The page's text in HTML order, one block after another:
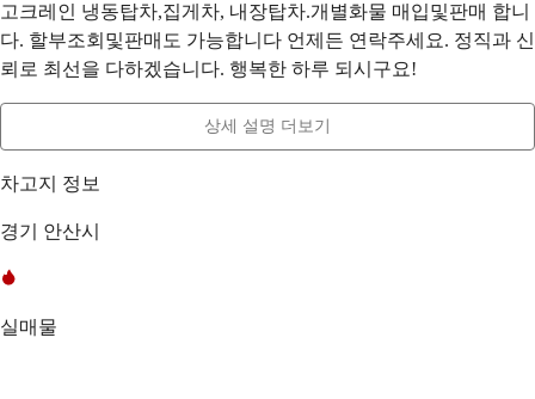
고크레인 냉동탑차,집게차, 내장탑차.개별화물 매입및판매 합니
다. 할부조회및판매도 가능합니다 언제든 연락주세요. 정직과 신
뢰로 최선을 다하겠습니다. 행복한 하루 되시구요!
상세 설명 더보기
차고지 정보
경기 안산시
실매물